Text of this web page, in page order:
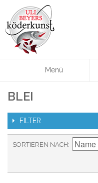
Menü
BLEI
FILTER
SORTIEREN NACH